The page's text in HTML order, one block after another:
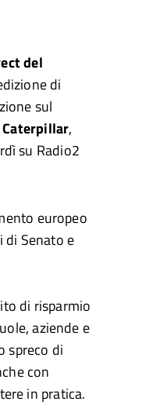
del
di
sul
Caterpillar,
su Radio2
europeo
di Senato e
di risparmio
aziende e
spreco di
con
in pratica.